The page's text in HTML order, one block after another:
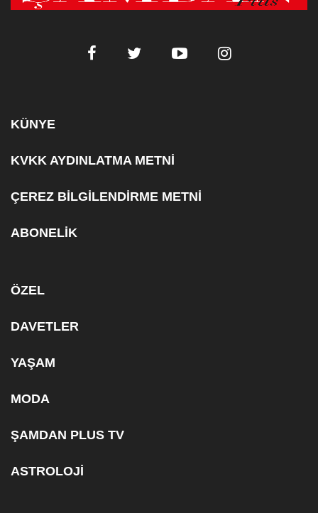
KÜNYE
KVKK AYDINLATMA METNİ
ÇEREZ BİLGİLENDİRME METNİ
ABONELİK
ÖZEL
DAVETLER
YAŞAM
MODA
ŞAMDAN PLUS TV
ASTROLOJİ